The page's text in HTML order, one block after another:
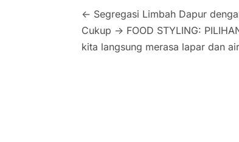
← Segregasi Limbah Dapur
Cukup → FOOD STYLING:
kita langsung merasa lapar dan